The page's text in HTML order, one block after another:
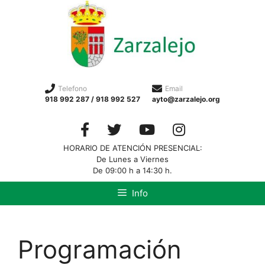
Telefono
918 992 287 / 918 992 527
Email
ayto@zarzalejo.org
HORARIO DE ATENCIÓN PRESENCIAL:
De Lunes a Viernes
De 09:00 h a 14:30 h.
Info
Programación